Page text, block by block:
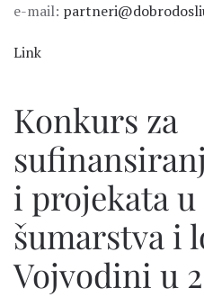
e-mail:
Link
Konkurs za
i projekata
šumarstva i
Vojvodini u